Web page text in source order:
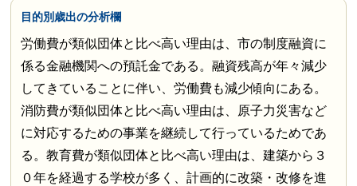
目的別歳出の分析欄
労働費が類似団体と比べ高い理由は、市の制度融資に
係る金融機関への預託金である。融資残高が年々減少
してきていることに伴い、労働費も減少傾向にある。
消防費が類似団体と比べ高い理由は、原子力災害など
に対応するための事業を継続して行っているためであ
る。教育費が類似団体と比べ高い理由は、建築から３
０年を経過する学校が多く、計画的に改築・改修を進